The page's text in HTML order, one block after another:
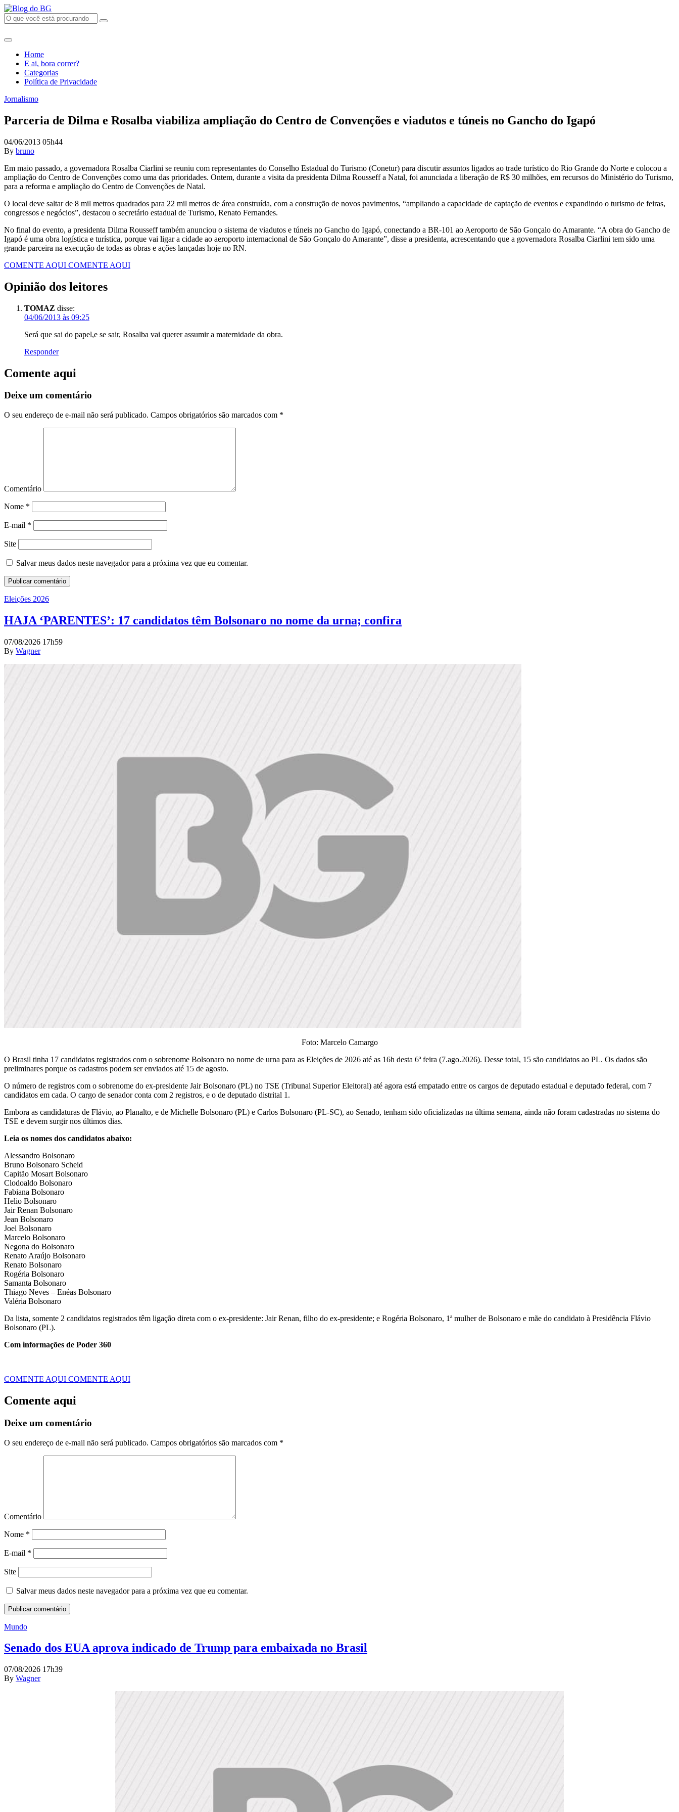
Home
E ai, bora correr?
Categorias
Política de Privacidade
Jornalismo
Parceria de Dilma e Rosalba viabiliza ampliação do Centro de Convenções e viadutos e túneis no Gancho do Igapó
04/06/2013 05h44
By bruno
Em maio passado, a governadora Rosalba Ciarlini se reuniu com representantes do Conselho Estadual do Turismo (Conetur) para discutir assuntos ligados ao trade turístico do Rio Grande do Norte e colocou a
ampliação do Centro de Convenções como uma das prioridades. Ontem, durante a visita da presidenta Dilma Rousseff a Natal, foi anunciada a liberação de R$ 30 milhões, em recursos do Ministério do Turismo,
para a reforma e ampliação do Centro de Convenções de Natal.
O local deve saltar de 8 mil metros quadrados para 22 mil metros de área construída, com a construção de novos pavimentos, “ampliando a capacidade de captação de eventos e expandindo o turismo de feiras,
congressos e negócios”, destacou o secretário estadual de Turismo, Renato Fernandes.
No final do evento, a presidenta Dilma Rousseff também anunciou o sistema de viadutos e túneis no Gancho do Igapó, conectando a BR-101 ao Aeroporto de São Gonçalo do Amarante. “A obra do Gancho de
Igapó é uma obra logística e turística, porque vai ligar a cidade ao aeroporto internacional de São Gonçalo do Amarante”, disse a presidenta, acrescentando que a governadora Rosalba Ciarlini tem sido uma
grande parceira na execução de todas as obras e ações lançadas hoje no RN.
COMENTE AQUI COMENTE AQUI
Opinião dos leitores
TOMAZ disse:
04/06/2013 às 09:25
Será que sai do papel,e se sair, Rosalba vai querer assumir a maternidade da obra.
Responder
Comente aqui
Deixe um comentário
O seu endereço de e-mail não será publicado. Campos obrigatórios são marcados com *
Comentário
Nome *
E-mail *
Site
Salvar meus dados neste navegador para a próxima vez que eu comentar.
Eleições 2026
HAJA ‘PARENTES’: 17 candidatos têm Bolsonaro no nome da urna; confira
07/08/2026 17h59
By Wagner
Foto: Marcelo Camargo
O Brasil tinha 17 candidatos registrados com o sobrenome Bolsonaro no nome de urna para as Eleições de 2026 até as 16h desta 6ª feira (7.ago.2026). Desse total, 15 são candidatos ao PL. Os dados são
preliminares porque os cadastros podem ser enviados até 15 de agosto.
O número de registros com o sobrenome do ex-presidente Jair Bolsonaro (PL) no TSE (Tribunal Superior Eleitoral) até agora está empatado entre os cargos de deputado estadual e deputado federal, com 7
candidatos em cada. O cargo de senador conta com 2 registros, e o de deputado distrital 1.
Embora as candidaturas de Flávio, ao Planalto, e de Michelle Bolsonaro (PL) e Carlos Bolsonaro (PL-SC), ao Senado, tenham sido oficializadas na última semana, ainda não foram cadastradas no sistema do
TSE e devem surgir nos últimos dias.
Leia os nomes dos candidatos abaixo:
Alessandro Bolsonaro
Bruno Bolsonaro Scheid
Capitão Mosart Bolsonaro
Clodoaldo Bolsonaro
Fabiana Bolsonaro
Helio Bolsonaro
Jair Renan Bolsonaro
Jean Bolsonaro
Joel Bolsonaro
Marcelo Bolsonaro
Negona do Bolsonaro
Renato Araújo Bolsonaro
Renato Bolsonaro
Rogéria Bolsonaro
Samanta Bolsonaro
Thiago Neves – Enéas Bolsonaro
Valéria Bolsonaro
Da lista, somente 2 candidatos registrados têm ligação direta com o ex-presidente: Jair Renan, filho do ex-presidente; e Rogéria Bolsonaro, 1ª mulher de Bolsonaro e mãe do candidato à Presidência Flávio
Bolsonaro (PL).
Com informações de Poder 360
COMENTE AQUI COMENTE AQUI
Comente aqui
Deixe um comentário
O seu endereço de e-mail não será publicado. Campos obrigatórios são marcados com *
Comentário
Nome *
E-mail *
Site
Salvar meus dados neste navegador para a próxima vez que eu comentar.
Mundo
Senado dos EUA aprova indicado de Trump para embaixada no Brasil
07/08/2026 17h39
By Wagner